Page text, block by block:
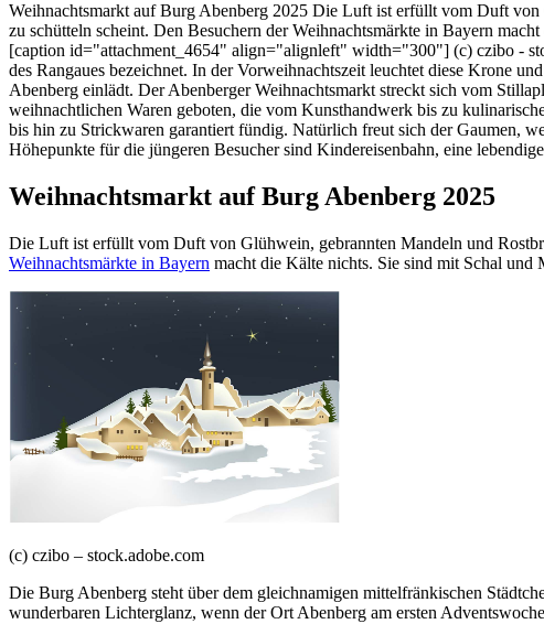
Weihnachtsmarkt auf Burg Abenberg 2025 Die Luft ist erfüllt vom Duft
zu schütteln scheint. Den Besuchern der Weihnachtsmärkte in Bayern
[caption id="attachment_4654" align="alignleft" width="300"] (c) czibo -
des Rangaues bezeichnet. In der Vorweihnachtszeit leuchtet diese Krone
Abenberg einlädt. Der Abenberger Weihnachtsmarkt streckt sich vom
weihnachtlichen Waren geboten, die vom Kunsthandwerk bis zu
bis hin zu Strickwaren garantiert fündig. Natürlich freut sich der Gaumen,
Höhepunkte für die jüngeren Besucher sind Kindereisenbahn, eine
Weihnachtsmarkt auf Burg Abenberg 2025
Die Luft ist erfüllt vom Duft von Glühwein, gebrannten Mandeln und
Weihnachtsmärkte in Bayern macht die Kälte nichts. Sie sind mit Schal und
(c) czibo – stock.adobe.com
Die Burg Abenberg steht über dem gleichnamigen mittelfränkischen
wunderbaren Lichterglanz, wenn der Ort Abenberg am ersten